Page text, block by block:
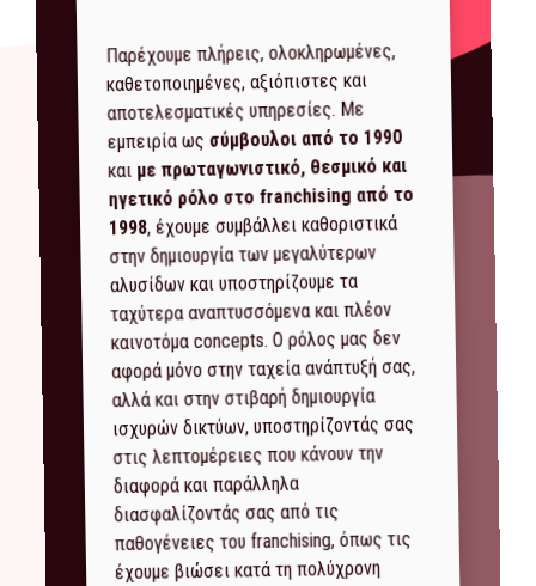
Παρέχουμε πλήρεις, ολοκληρωμένες,
καθετοποιημένες, αξιόπιστες και
αποτελεσματικές υπηρεσίες. Με
εμπειρία ως σύμβουλοι από το 1990
και με πρωταγωνιστικό, θεσμικό και
ηγετικό ρόλο στο franchising από το
1998, έχουμε συμβάλλει καθοριστικά
στην δημιουργία των μεγαλύτερων
αλυσίδων και υποστηρίζουμε τα
ταχύτερα αναπτυσσόμενα και πλέον
καινοτόμα concepts. Ο ρόλος μας δεν
αφορά μόνο στην ταχεία ανάπτυξή σας,
αλλά και στην στιβαρή δημιουργία
ισχυρών δικτύων, υποστηρίζοντάς σας
στις λεπτομέρειες που κάνουν την
διαφορά και παράλληλα
διασφαλίζοντάς σας από τις
παθογένειες του franchising, όπως τις
έχουμε βιώσει κατά τη πολύχρονη